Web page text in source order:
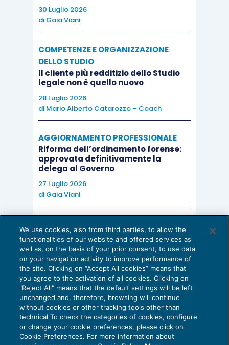
Il ricorso ex art. 317 bis c.c. per tutelare il
rapporto del minore con gli ascendenti: le
problematiche sulla competenza territoriale
30 Luglio 2026
di Gaia Viani
COMPETENZE E ORGANIZZAZIONE
DELLO STUDIO
Il cliente più redditizio dello Studio
legale non è quello nuovo
28 Luglio 2026
di Mario Alberto Catarozzo – Coach
AGGIORNAMENTO PROFESSIONALE
Riforma dell’ordinamento forense:
approvata definitivamente la
delega al Governo
27 Luglio 2026
di Gaia Viani
Come evitare le allucinazioni dell’AI:
guida per l’avvocato
24 Luglio 2026
di Sofia Savoia
Privacy Policy
We use cookies, also from third parties, to allow the
functionalities of our website and offered services as
well as, on the basis of your prior consent, to use data
on your navigation activity to improve performance of
the site. Clicking on “Accept All cookies” means that
you agree to the activation of all cookies. Clicking on
"Reject All" means that the default settings will be left
unchanged and, therefore, browsing will continue
without cookies or other tracking tools other than
technical To check the categories of cookies, configure
or change your cookie preferences, please click on
Cookie Preferences. For more information about